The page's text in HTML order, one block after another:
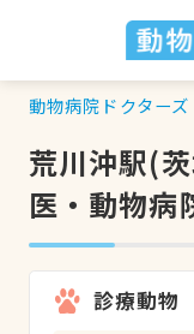
動物病院ドクター
荒川沖駅(
医・動物病
診療動物